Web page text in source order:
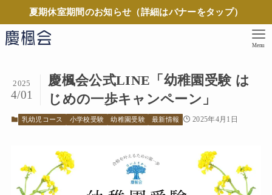
夏期休室期間のお知らせ（詳細はバナーをタップ）
Menu
慶楓会公式LINE「幼稚園受験 は
じめの一歩キャンペーン」
2025
4/01
乳幼児コース 小学校受験 幼稚園受験 最新情報 2025年4月1日